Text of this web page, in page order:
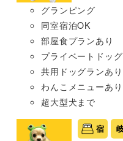
グランピング
同室宿泊OK
部屋食プランあり
プライベートドッ
共用ドッグランあり
わんこメニューあり
超大型犬まで
宿